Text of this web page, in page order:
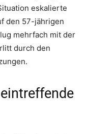
eskalierte
den 57-jährigen
mehrfach mit der
durch den